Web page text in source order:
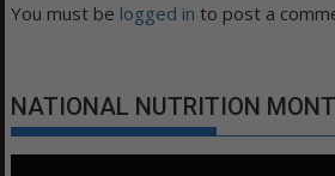
You must be logged in to post a
NATIONAL NUTRITION